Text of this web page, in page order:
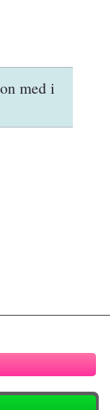
med i